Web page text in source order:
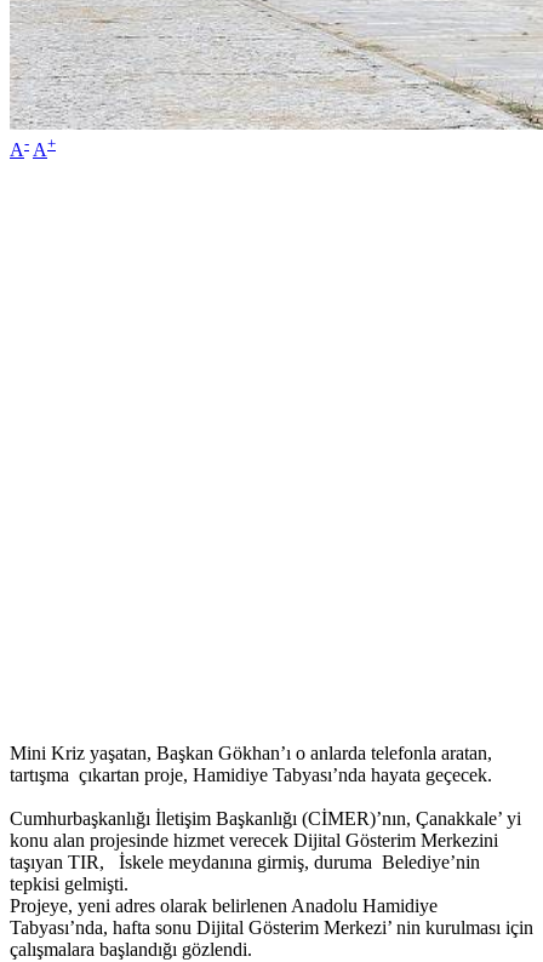
A- A+
Mini Kriz yaşatan, Başkan Gökhan’ı o anlarda telefonla aratan,
tartışma çıkartan proje, Hamidiye Tabyası’nda hayata geçecek.
Cumhurbaşkanlığı İletişim Başkanlığı (CİMER)’nın, Çanakkale’ yi
konu alan projesinde hizmet verecek Dijital Gösterim Merkezini
taşıyan TIR, İskele meydanına girmiş, duruma Belediye’nin
tepkisi gelmişti.
Projeye, yeni adres olarak belirlenen Anadolu Hamidiye
Tabyası’nda, hafta sonu Dijital Gösterim Merkezi’ nin kurulması için
çalışmalara başlandığı gözlendi.